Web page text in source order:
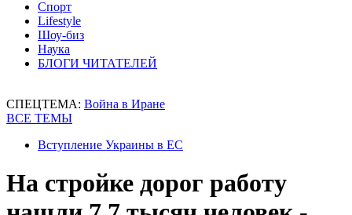
Спорт
Lifestyle
Шоу-биз
Наука
БЛОГИ ЧИТАТЕЛЕЙ
СПЕЦТЕМА: Война в Иране
ВСЕ ТЕМЫ
Вступление Украины в ЕС
На стройке дорог работу